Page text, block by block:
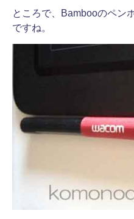
ところで、Bambooのペン
ですね。